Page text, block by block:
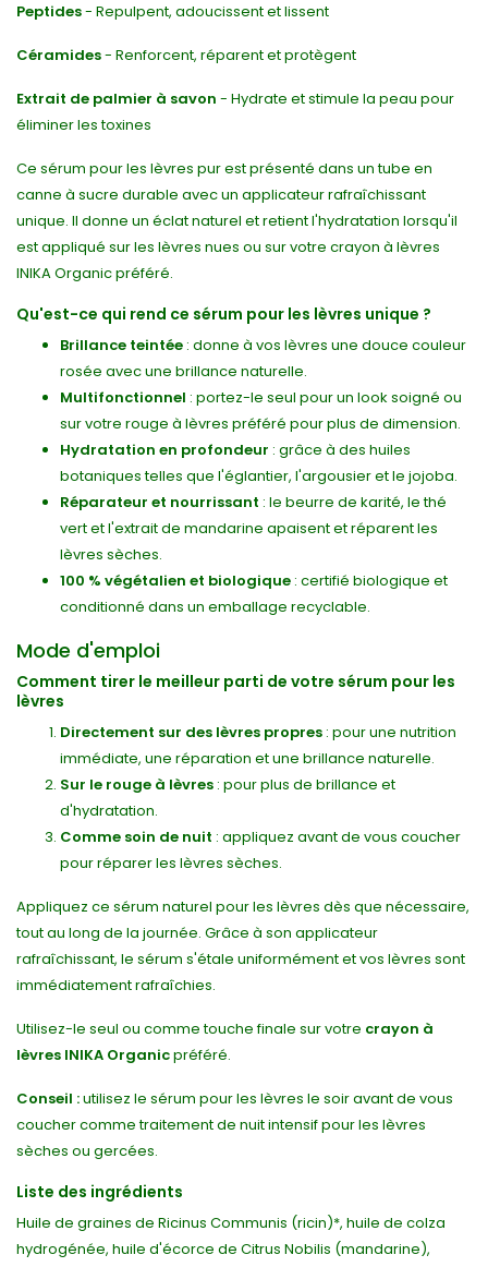
Peptides- Repulpent, adoucissent et lissent
Céramides- Renforcent, réparent et protègent
Extrait de palmier à savon - Hydrate et stimule la peau pour
éliminer les toxines
Ce sérum pour les lèvres pur est présenté dans un tube en
canne à sucre durable avec un applicateur rafraîchissant
unique. Il donne un éclat naturel et retient l'hydratation lorsqu'il
est appliqué sur les lèvres nues ou sur votre crayon à lèvres
INIKA Organic préféré.
Qu'est-ce qui rend ce sérum pour les lèvres unique ?
Brillance teintée : donne à vos lèvres une douce couleur
rosée avec une brillance naturelle.
Multifonctionnel : portez-le seul pour un look soigné ou
sur votre rouge à lèvres préféré pour plus de dimension.
Hydratation en profondeur : grâce à des huiles
botaniques telles que l'églantier, l'argousier et le jojoba.
Réparateur et nourrissant : le beurre de karité, le thé
vert et l'extrait de mandarine apaisent et réparent les
lèvres sèches.
100 % végétalien et biologique : certifié biologique et
conditionné dans un emballage recyclable.
Mode d'emploi
Comment tirer le meilleur parti de votre sérum pour les
lèvres
Directement sur des lèvres propres : pour une nutrition
immédiate, une réparation et une brillance naturelle.
Sur le rouge à lèvres : pour plus de brillance et
d'hydratation.
Comme soin de nuit : appliquez avant de vous coucher
pour réparer les lèvres sèches.
Appliquez ce sérum naturel pour les lèvres dès que nécessaire,
tout au long de la journée. Grâce à son applicateur
rafraîchissant, le sérum s'étale uniformément et vos lèvres sont
immédiatement rafraîchies.
Utilisez-le seul ou comme touche finale sur votre crayon à
lèvres INIKA Organicpréféré.
Conseil :utilisez le sérum pour les lèvres le soir avant de vous
coucher comme traitement de nuit intensif pour les lèvres
sèches ou gercées.
Liste des ingrédients
Huile de graines de Ricinus Communis (ricin)*, huile de colza
hydrogénée, huile d'écorce de Citrus Nobilis (mandarine),